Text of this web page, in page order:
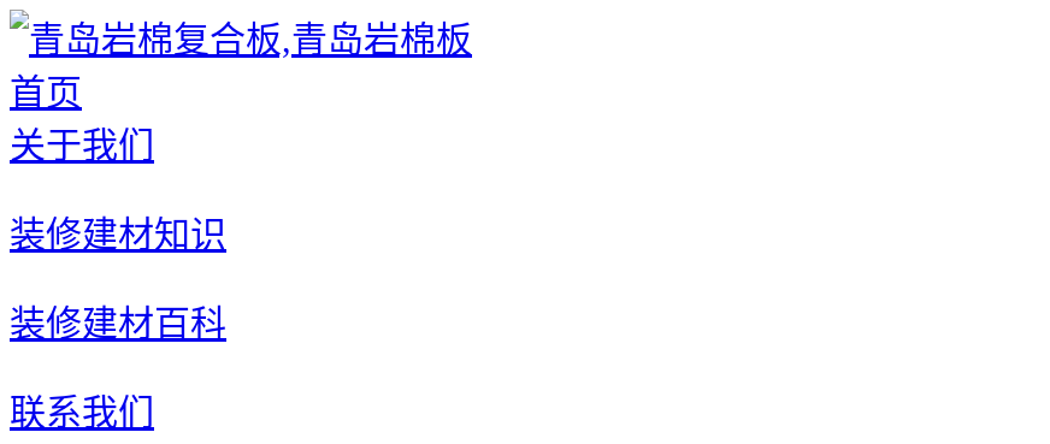
首页
关于我们
装修建材知识
装修建材百科
联系我们